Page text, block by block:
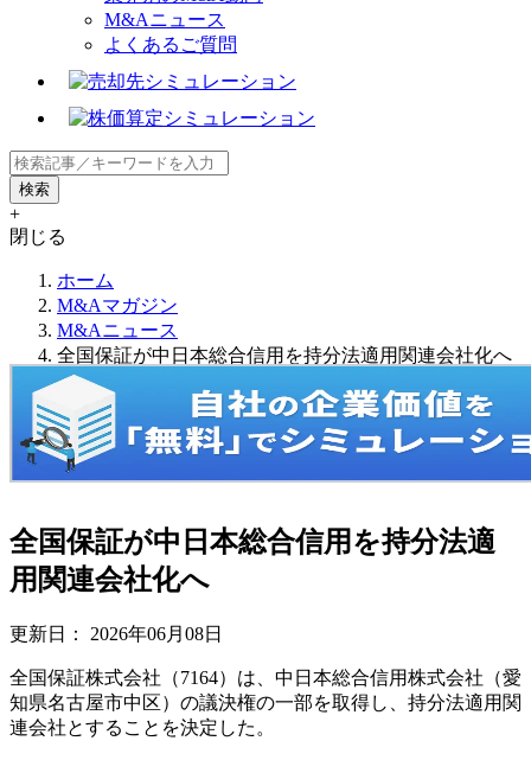
M&Aニュース
よくあるご質問
+
閉じる
ホーム
M&Aマガジン
M&Aニュース
全国保証が中日本総合信用を持分法適用関連会社化へ
全国保証が中日本総合信用を持分法適
用関連会社化へ
更新日： 2026年06月08日
全国保証株式会社（7164）は、中日本総合信用株式会社（愛
知県名古屋市中区）の議決権の一部を取得し、持分法適用関
連会社とすることを決定した。